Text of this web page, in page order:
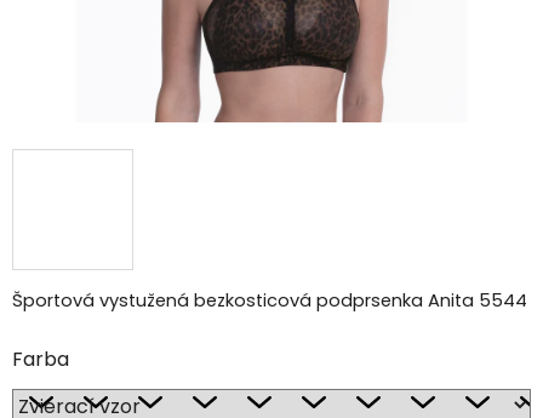
Športová vystužená bezkosticová podprsenka Anita 5544
Farba